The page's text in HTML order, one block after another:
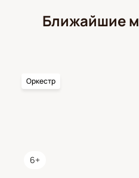
Ближайшие
6+
Оркестр